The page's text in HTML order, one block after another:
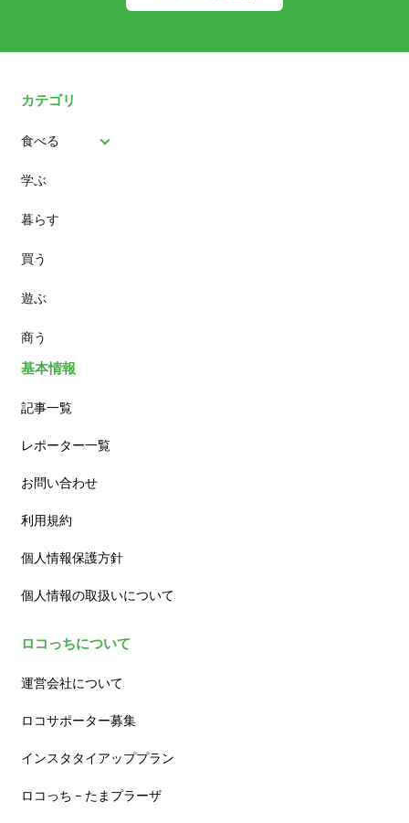
カテゴリ
食べる
パン
スイーツ
ランチ
カフェ
学ぶ
暮らす
買う
遊ぶ
商う
基本情報
記事一覧
レポーター一覧
お問い合わせ
利用規約
個人情報保護方針
個人情報の取扱いについて
ロコっちについて
運営会社について
ロコサポーター募集
インスタタイアッププラン
ロコっち – たまプラーザ